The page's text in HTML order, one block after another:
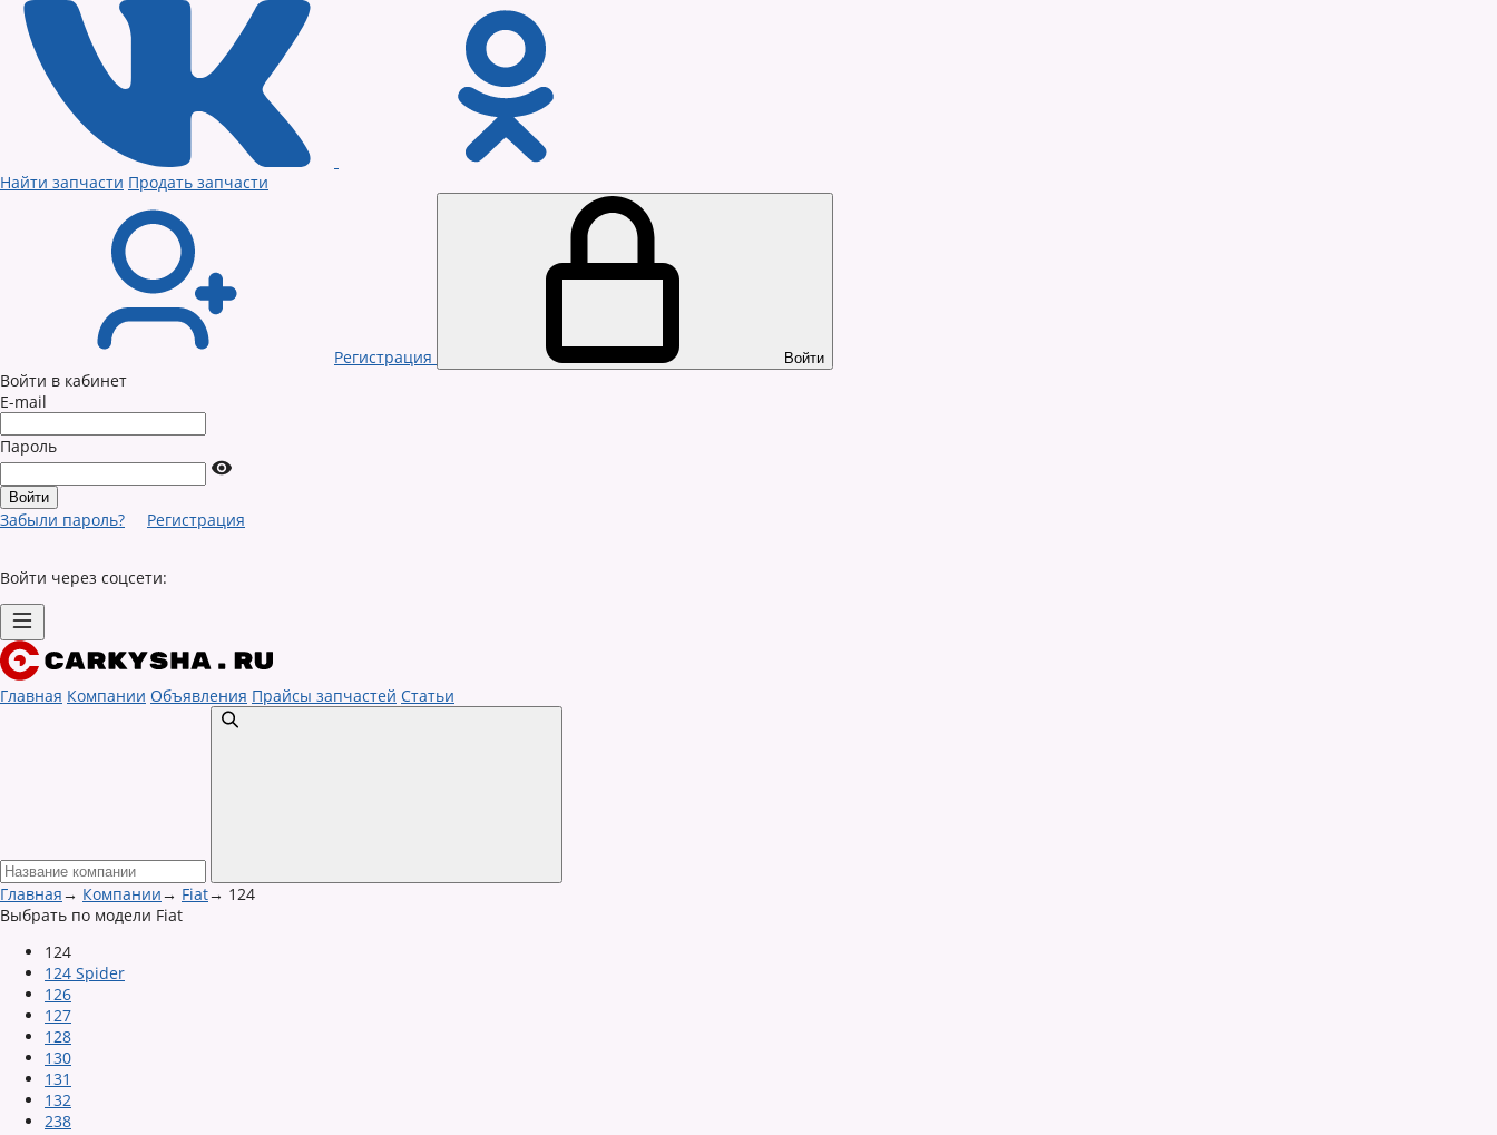
Найти запчасти Продать запчасти
Регистрация Войти
Войти в кабинет
E-mail
Пароль
Забыли пароль? Регистрация
Войти через соцсети:
Главная Компании Объявления Прайсы запчастей Статьи
Главная→ Компании→ Fiat→ 124
Выбрать по модели Fiat
124
124 Spider
126
127
128
130
131
132
238